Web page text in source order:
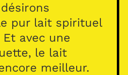
pur lait spirituel
Et avec une
le lait
meilleur.